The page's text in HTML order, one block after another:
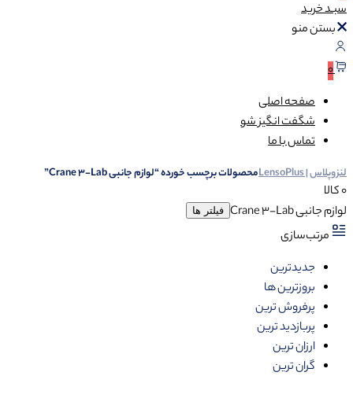
سبـدخرید
بستن منو
0
صفحه اصلی
شگفت انگیز شو
تماس با ما
لنزوپلاس | LensoPlus محصولات برچسب خورده “لوازم جانبی Crane 3-Lab”
0 کالا
لوازم جانبی Crane 3-Lab
فیلتر ها
مرتب‌سازی
جدیدترین
بروزترین ها
پرفروش ترین
پربازدید ترین
ارزان ترین
گران ترین